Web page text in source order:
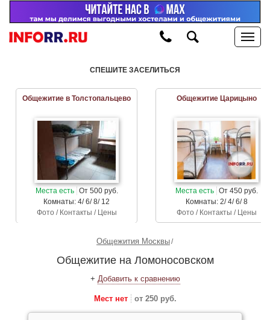
СПЕШИТЕ ЗАСЕЛИТЬСЯ
Общежитие в Толстопальцево
Места есть От 500 руб.
Комнаты: 4/ 6/ 8/ 12
Фото / Контакты / Цены
Общежитие Царицыно
Места есть От 450 руб.
Комнаты: 2/ 4/ 6/ 8
Фото / Контакты / Цены
Общежития Москвы
Общежитие на Ломоносовском
+ Добавить к сравнению
Мест нет от 250 руб.